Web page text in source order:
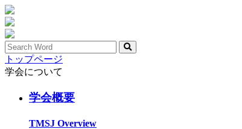
トップページ
学会について
学会概要
TMSJ Overview